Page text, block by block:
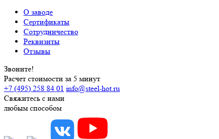
О заводе
Сертификаты
Сотрудничество
Реквизиты
Отзывы
Звоните!
Расчет стоимости за 5 минут
+7 (495) 258 84 01 info@steel-hot.ru
Свяжитесь с нами
любым способом